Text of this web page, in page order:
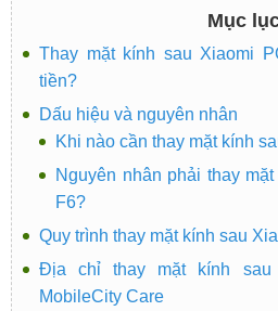
Mục
Thay mặt kính sau Xiaomi
tiền?
Dấu hiệu và nguyên nhân
Khi nào cần thay mặt kính
Nguyên nhân phải thay
F6?
Quy trình thay mặt kính sau
Địa chỉ thay mặt kính sau
MobileCity Care